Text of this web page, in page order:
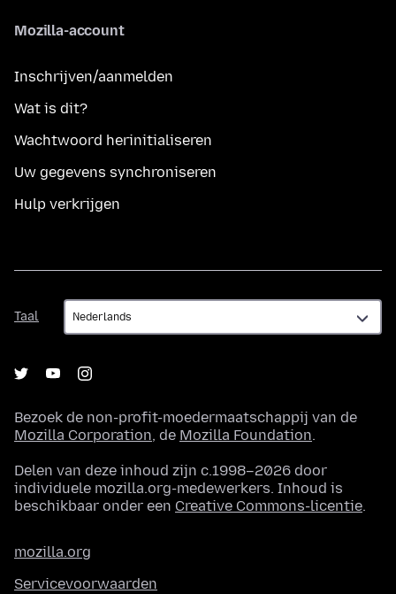
Mozilla-account
Inschrijven/aanmelden
Wat is dit?
Wachtwoord herinitialiseren
Uw gegevens synchroniseren
Hulp verkrijgen
Taal
Taal
Bezoek de non-profit-moedermaatschappij van de
Mozilla Corporation, de Mozilla Foundation.
Delen van deze inhoud zijn c.1998–2026 door
individuele mozilla.org-medewerkers. Inhoud is
beschikbaar onder een Creative Commons-licentie.
mozilla.org
Servicevoorwaarden